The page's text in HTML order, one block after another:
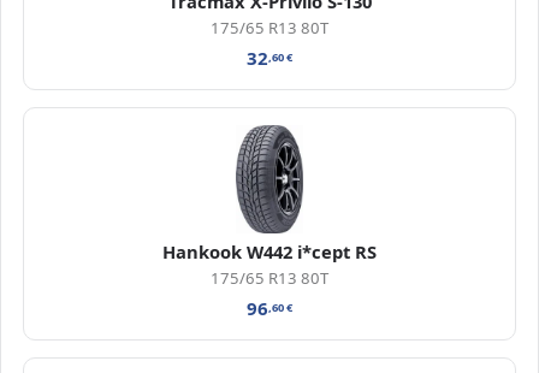
175/65 R13 80T
32,60€
Hankook W442 i*cept RS
175/65 R13 80T
96,60€